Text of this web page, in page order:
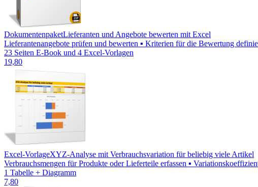
DokumentenpaketLieferanten und Angebote bewerten mit Excel
Lieferantenangebote prüfen und bewerten ▪ Kriterien für die Bewertung
23 Seiten E-Book und 4 Excel-Vorlagen
19,80
Excel-VorlageXYZ-Analyse mit Verbrauchsvariation für beliebig viele Artikel
Verbrauchsmengen für Produkte oder Lieferteile erfassen ▪
1 Tabelle + Diagramm
7,80